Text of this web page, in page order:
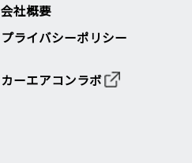
会社概要
プライバシーポリシー
カーエアコンラボ